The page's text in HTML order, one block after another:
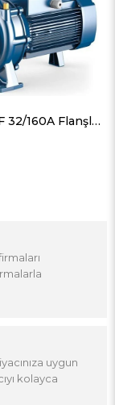
Pedrollo F 32/160A Flanşlı Santrifüj Pompa 38 mss 27 m³/h
uygun
kolayca